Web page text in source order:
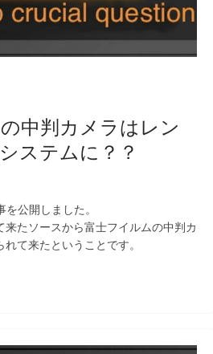
中判カメラはレン
ステムに？？
公開しました。
たソースから富士フイルムの中判カ
て来たということです。